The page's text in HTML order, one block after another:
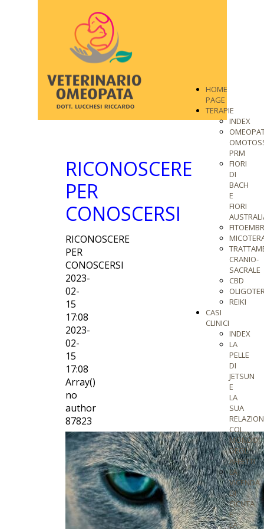
RICONOSCERE
PER
CONOSCERSI
RICONOSCERE
PER
CONOSCERSI
2023-
02-
15
17:08
2023-
02-
15
17:08
Array()
no
author
87823
HOME
PAGE
TERAPIE
INDEX
PRM
FIORI
DI
BACH
E
FIORI
CRANIO-
SACRALE
CBD
REIKI
CASI
CLINICI
INDEX
LA
PELLE
DI
JETSUN
E
LA
SUA
COL
MONDO
DEGLI
AFFETTI
LA
VICENDA
DI
CICUTA
E
LA